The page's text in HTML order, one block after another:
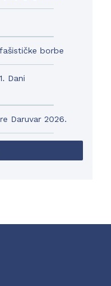
borbe
Dani
Daruvar 2026.